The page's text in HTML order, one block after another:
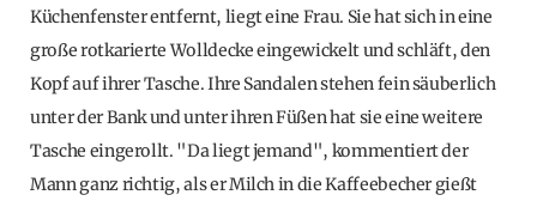
Küchenfenster entfernt, liegt eine Frau. Sie hat sich in eine
große rotkarierte Wolldecke eingewickelt und schläft, den
Kopf auf ihrer Tasche. Ihre Sandalen stehen fein säuberlich
unter der Bank und unter ihren Füßen hat sie eine weitere
Tasche eingerollt. "Da liegt jemand", kommentiert der
Mann ganz richtig, als er Milch in die Kaffeebecher gießt